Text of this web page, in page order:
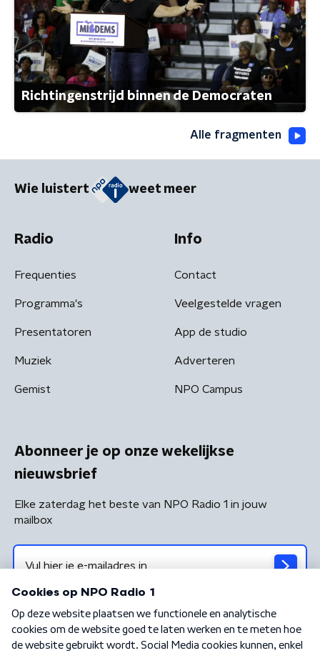
Richtingenstrijd binnen de Democraten
Alle fragmenten
Wie luistert weet meer
Radio
Frequenties
Programma's
Presentatoren
Muziek
Gemist
Info
Contact
Veelgestelde vragen
App de studio
Adverteren
NPO Campus
Abonneer je op onze wekelijkse
nieuwsbrief
Elke zaterdag het beste van NPO Radio 1 in jouw
mailbox